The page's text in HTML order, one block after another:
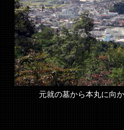
元就の墓から本丸に向